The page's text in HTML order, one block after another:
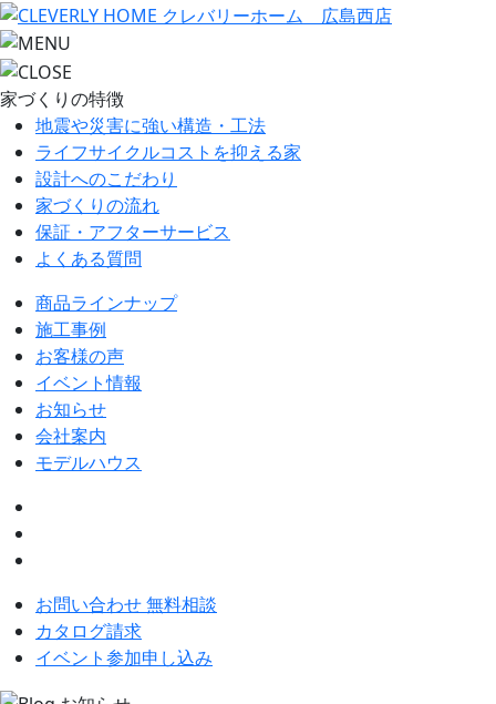
家づくりの特徴
地震や災害に強い構造・工法
ライフサイクルコストを抑える家
設計へのこだわり
家づくりの流れ
保証・アフターサービス
よくある質問
商品ラインナップ
施工事例
お客様の声
イベント情報
お知らせ
会社案内
モデルハウス
お問い合わせ 無料相談
カタログ請求
イベント参加申し込み